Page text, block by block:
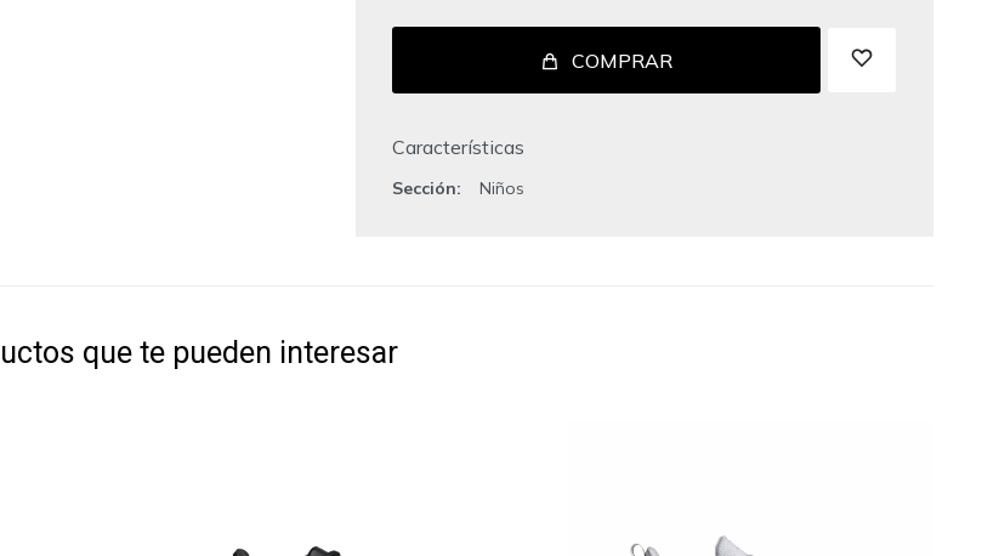
COMPRAR
Características
Sección Niños
que te pueden interesar